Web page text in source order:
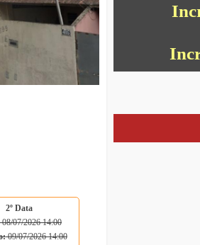
2º Data
08/07/2026 14:00
09/07/2026 14:00